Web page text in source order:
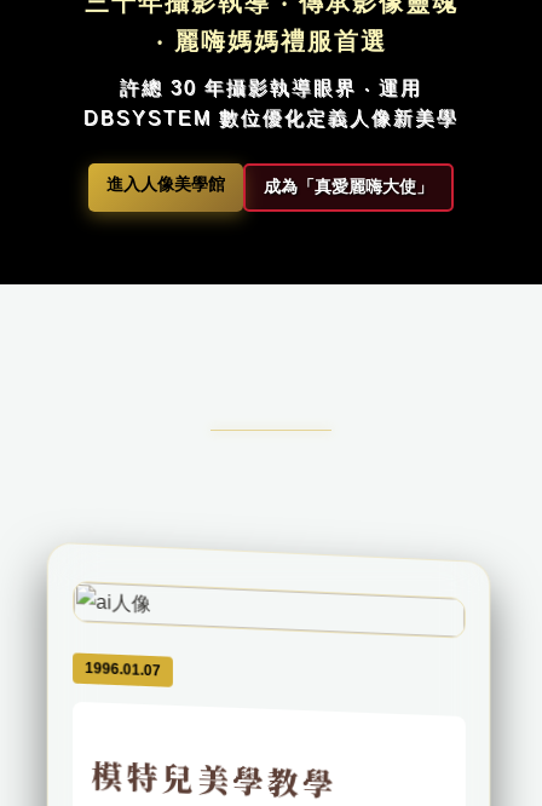
‧ 麗嗨媽媽禮服首選
許總 30 年攝影執導眼界 ‧ 運用
DBSYSTEM 數位優化定義人像新美學
進入人像美學館 成為「真愛麗嗨大使」
1996.01.07
模特兒美學教學